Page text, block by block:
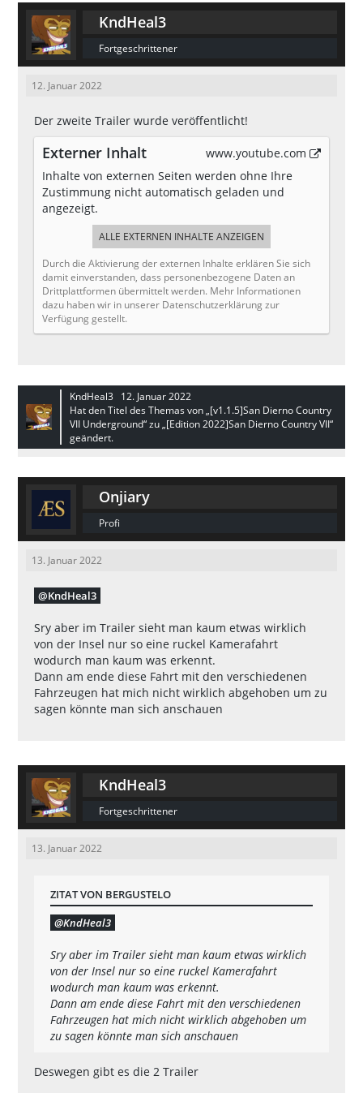
KndHeal3
Fortgeschrittener
12. Januar 2022
Der zweite Trailer wurde veröffentlicht!
Externer Inhalt
www.youtube.com
Inhalte von externen Seiten werden ohne Ihre
Zustimmung nicht automatisch geladen und
angezeigt.
ALLE EXTERNEN INHALTE ANZEIGEN
Durch die Aktivierung der externen Inhalte erklären Sie sich
damit einverstanden, dass personenbezogene Daten an
Drittplattformen übermittelt werden. Mehr Informationen
dazu haben wir in unserer Datenschutzerklärung zur
Verfügung gestellt.
KndHeal3
12. Januar 2022
Hat den Titel des Themas von „[v1.1.5]San Dierno Country
VII Underground“ zu „[Edition 2022]San Dierno Country VII“
geändert.
Onjiary
Profi
13. Januar 2022
KndHeal3
Sry aber im Trailer sieht man kaum etwas wirklich
von der Insel nur so eine ruckel Kamerafahrt
wodurch man kaum was erkennt.
Dann am ende diese Fahrt mit den verschiedenen
Fahrzeugen hat mich nicht wirklich abgehoben um zu
sagen könnte man sich anschauen
KndHeal3
Fortgeschrittener
13. Januar 2022
ZITAT VON BERGUSTELO
KndHeal3
Sry aber im Trailer sieht man kaum etwas wirklich
von der Insel nur so eine ruckel Kamerafahrt
wodurch man kaum was erkennt.
Dann am ende diese Fahrt mit den verschiedenen
Fahrzeugen hat mich nicht wirklich abgehoben um
zu sagen könnte man sich anschauen
Deswegen gibt es die 2 Trailer